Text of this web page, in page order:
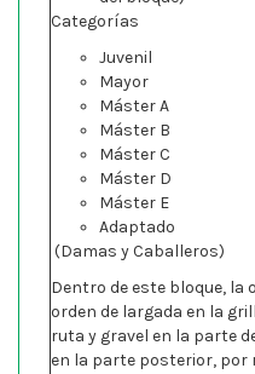
Categorías
Juvenil
Mayor
Máster A
Máster B
Máster C
Máster D
Máster E
Adaptado
(Damas y Caballeros)
Dentro de este bloque, la
orden de largada en la
ruta y gravel en la parte
en la parte posterior, por